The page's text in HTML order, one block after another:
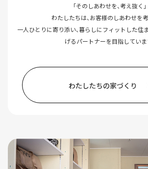
「そのしあわせを、考え抜く」
わたしたちは、お客様のしあわせを考
一人ひとりに寄り添い、暮らしにフィットした住
げるパートナーを目指していま
わたしたちの家づくり